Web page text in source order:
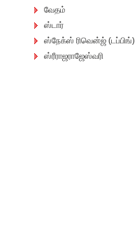
வேதம்
ஸ்டார்
ஸ்நேக்ஸ் ரிவென்ஜ் (டப்பிங்)
ஸ்ரீராஜராஜேஸ்வரி